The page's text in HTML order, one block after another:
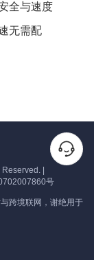
全与速度
无需配
号
跨境联网，谢绝用于